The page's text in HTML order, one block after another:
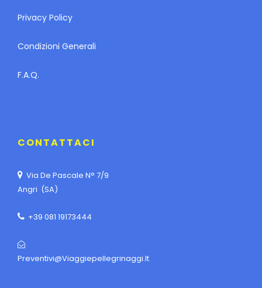
Privacy Policy
Condizioni Generali
F.A.Q.
CONTATTACI
Via De Pascale N° 7/9
Angri (SA)
+39 081 19173444
Preventivi@viaggiepellegrinaggi.it